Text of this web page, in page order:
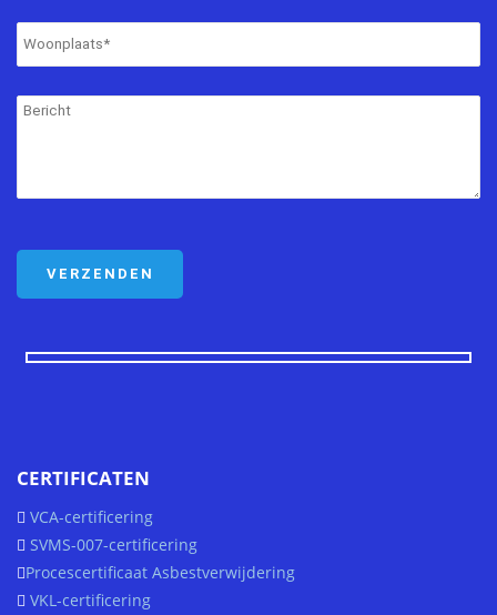
CERTIFICATEN
VCA-certificering
SVMS-007-certificering
Procescertificaat Asbestverwijdering
VKL-certificering